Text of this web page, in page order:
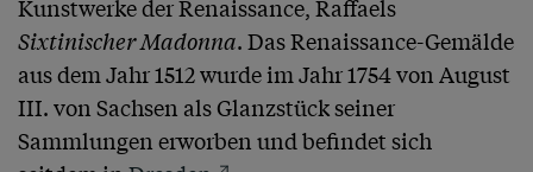
Sixtinischer Madonna. Das Renaissance-Gemälde
aus dem Jahr 1512 wurde im Jahr 1754 von August
III. von Sachsen als Glanzstück seiner
Sammlungen erworben und befindet sich